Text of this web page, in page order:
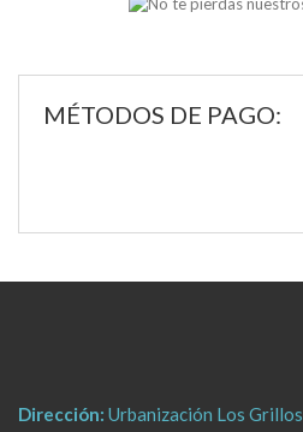
MÉTODOS DE PAGO:
Dirección: Urbanización Los Grillos